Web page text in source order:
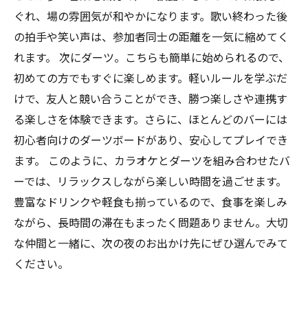
ぐれ、場の雰囲気が和やかになります。歌い終わった後
の拍手や笑い声は、参加者同士の距離を一気に縮めてく
れます。 次にダーツ。こちらも簡単に始められるので、
初めての方でもすぐに楽しめます。軽いルールを学ぶだ
けで、友人と競い合うことができ、勝つ楽しさや連携す
る楽しさを体験できます。さらに、ほとんどのバーには
初心者向けのダーツボードがあり、安心してプレイでき
ます。 このように、カラオケとダーツを組み合わせたバ
ーでは、リラックスしながら楽しい時間を過ごせます。
豊富なドリンクや軽食も揃っているので、食事を楽しみ
ながら、長時間の滞在もまったく問題ありません。大切
な仲間と一緒に、次の夜のお出かけ先にぜひ選んでみて
ください。